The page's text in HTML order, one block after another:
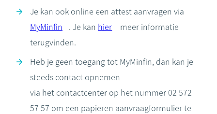
Je kan ook online een attest aanvragen via
MyMinfin
. Je kan hier
meer informatie
terugvinden.
Heb je geen toegang tot MyMinfin, dan kan je
steeds contact opnemen
via het contactcenter op het nummer 02 572
57 57 om een papieren aanvraagformulier te